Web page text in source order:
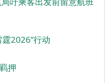
2026”行动
押